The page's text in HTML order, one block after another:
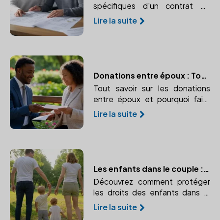
spécifiques d'un contrat de
mariage et pourquoi faire appel
à un notaire est indispensable.
Lire la suite
Donations entre époux : Tout ce qu’il faut savoir
Tout savoir sur les donations
entre époux et pourquoi faire
appel à un notaire est essentiel.
Lire la suite
Les enfants dans le couple : protéger leurs intérêts avec un notaire
Découvrez comment protéger
les droits des enfants dans le
couple avec l'aide d'un notaire.
Anticipez et organisez leur
Lire la suite